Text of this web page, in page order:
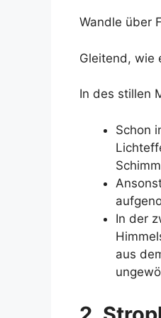
Wandle über
Gleitend, wie
In des stillen
Schon
In der
aus